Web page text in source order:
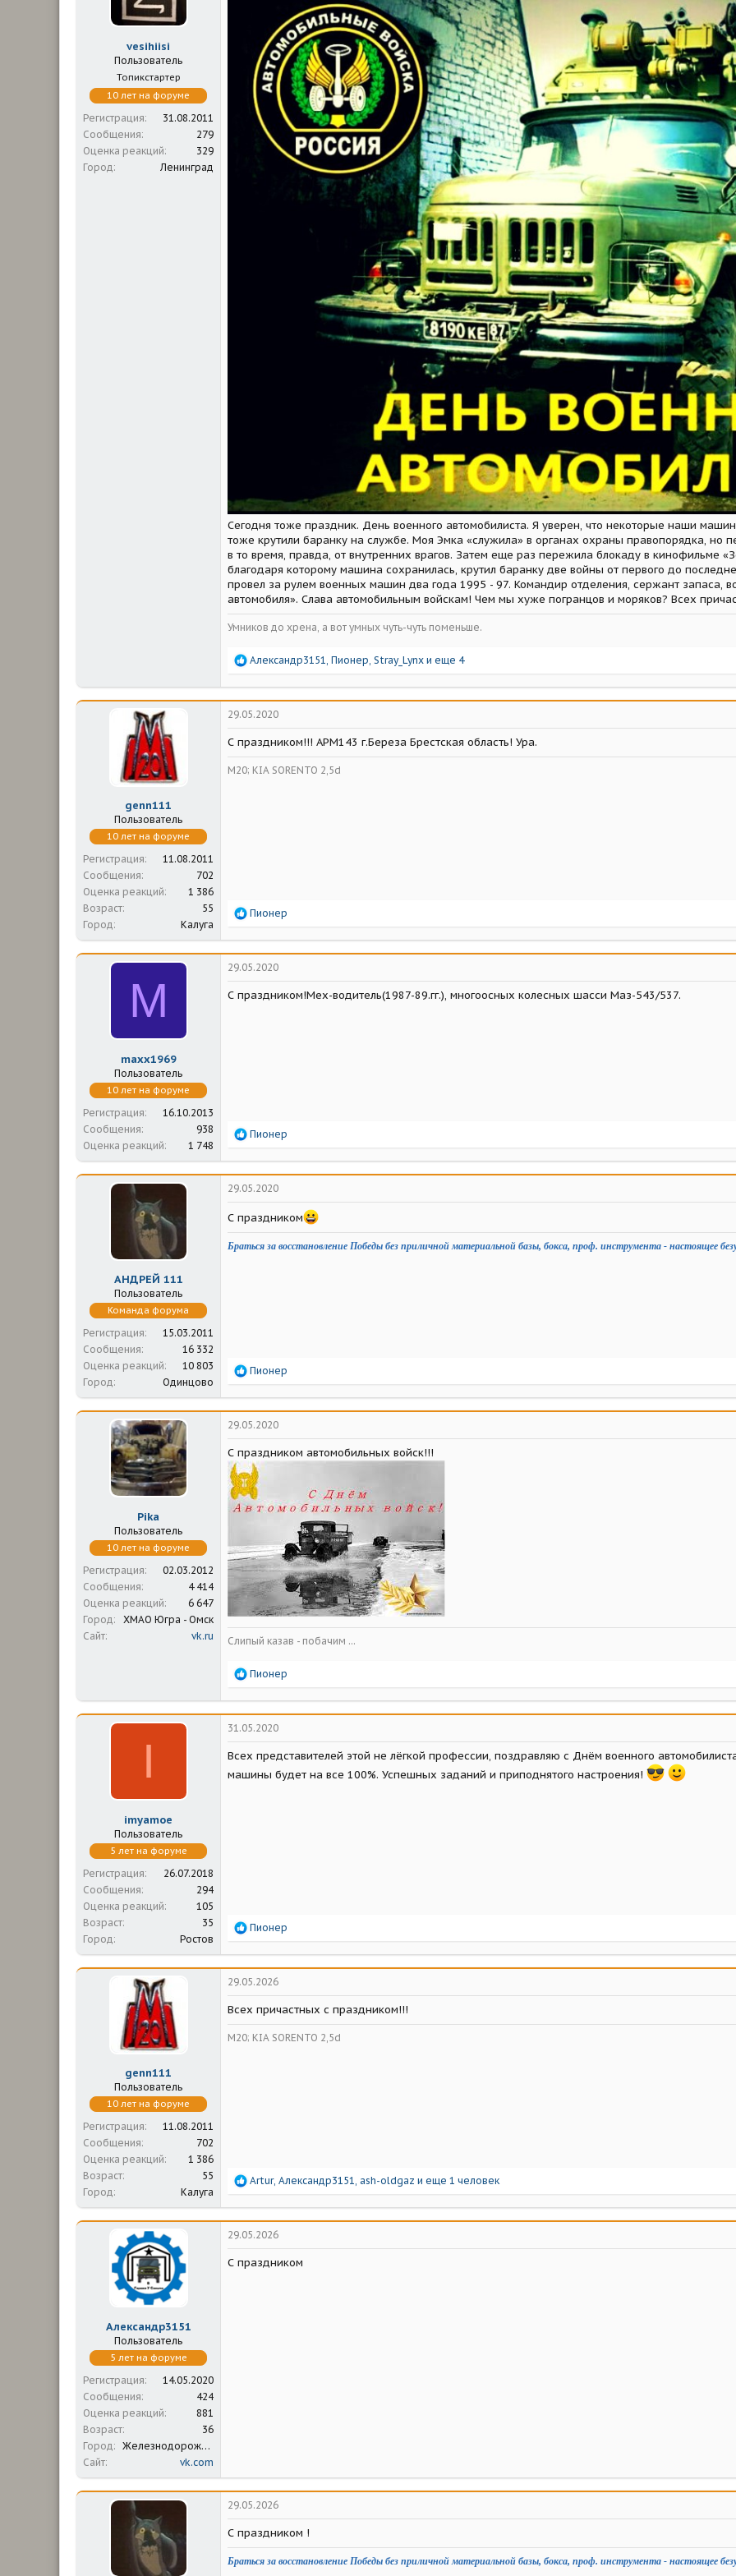
а
л
vesihiisi
Пользователь
Топикстартер
10 лет на форуме
Регистрация
31.08.2011
Сообщения
279
Оценка реакций
329
Город
Ленинград
Сегодня тоже праздник. День военного автомобилиста. Я уверен, что некоторые наши
тоже крутили баранку на службе. Моя Эмка «служила» в органах охраны правопорядка, но
в то время, правда, от внутренних врагов. Затем еще раз пережила блокаду в кинофильме
благодаря которому машина сохранилась, крутил баранку две войны от первого до
провел за рулем военных машин два года 1995 - 97. Командир отделения, сержант запаса,
автомобиля». Слава автомобильным войскам! Чем мы хуже погранцов и моряков? Всех
Умников до хрена, а вот умных чуть-чуть поменьше.
Р
а
к
ц
и
Александр3151 Пионер Stray_Lynx и еще 4
genn111
Пользователь
10 лет на форуме
Регистрация
11.08.2011
Сообщения
702
Оценка реакций
1 386
Возраст
55
Город
Калуга
29.05.2020
С праздником!!! АРМ143 г.Береза Брестская область! Ура.
М20; KIA SORENTO 2,5d
Р
а
к
ц
и
и
Пионер
M
maxx1969
Пользователь
10 лет на форуме
Регистрация
16.10.2013
Сообщения
938
Оценка реакций
1 748
29.05.2020
С праздником!Мех-водитель(1987-89.гг.), многоосных колесных шасси Маз-543/537.
Р
а
к
ц
:
Пионер
АНДРЕЙ 111
Пользователь
Команда форума
Регистрация
15.03.2011
Сообщения
16 332
Оценка реакций
10 803
Город
Одинцово
29.05.2020
С праздником
Браться за восстановление Победы без приличной материальной базы, бокса, проф. инструмента - настоящее
Р
а
к
ц
и
и
Пионер
Pika
Пользователь
10 лет на форуме
Регистрация
02.03.2012
Сообщения
4 414
Оценка реакций
6 647
Город
ХМАО Югра - Омск
Сайт
vk.ru
29.05.2020
С праздником автомобильных войск!!!
Слипый казав - побачим ...
Р
а
к
ц
и
и
Пионер
I
imyamoe
Пользователь
5 лет на форуме
Регистрация
26.07.2018
Сообщения
294
Оценка реакций
105
Возраст
35
Город
Ростов
31.05.2020
Всех представителей этой не лёгкой профессии, поздравляю с Днём военного
машины будет на все 100%. Успешных заданий и приподнятого настроения!
Р
а
к
ц
и
Пионер
genn111
Пользователь
10 лет на форуме
Регистрация
11.08.2011
Сообщения
702
Оценка реакций
1 386
Возраст
55
Город
Калуга
29.05.2026
Всех причастных с праздником!!!
М20; KIA SORENTO 2,5d
Р
а
к
ц
и
и
Artur, Александр3151, ash-oldgaz и еще 1 человек
Александр3151
Пользователь
5 лет на форуме
Регистрация
14.05.2020
Сообщения
424
Оценка реакций
881
Возраст
36
Город
Железнодорожный Московская область
Сайт
vk.com
29.05.2026
С праздником
29.05.2026
С праздником !
Браться за восстановление Победы без приличной материальной базы, бокса, проф. инструмента - настоящее